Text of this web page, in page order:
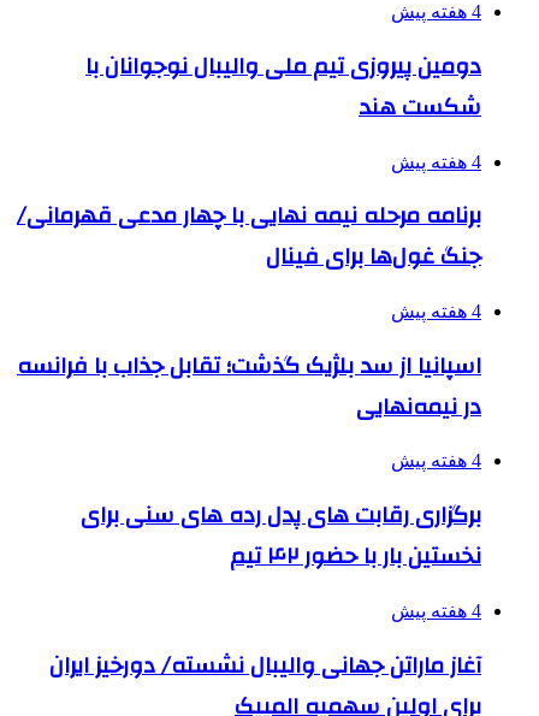
4 هفته پیش
دومین پیروزی تیم ملی والیبال نوجوانان با
شکست هند
4 هفته پیش
برنامه مرحله نیمه نهایی با چهار مدعی قهرمانی/
جنگ غول‌ها برای فینال
4 هفته پیش
اسپانیا از سد بلژیک گذشت؛ تقابل جذاب با فرانسه
در نیمه‌نهایی
4 هفته پیش
برگزاری رقابت های پدل رده های سنی برای
نخستین بار با حضور ۴۲ تیم
4 هفته پیش
آغاز ماراتن جهانی والیبال نشسته/ دورخیز ایران
برای اولین سهمیه المپیک